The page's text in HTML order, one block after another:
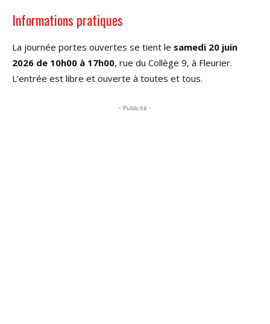
Informations pratiques
La journée portes ouvertes se tient le samedi 20 juin
2026 de 10h00 à 17h00, rue du Collège 9, à Fleurier.
L’entrée est libre et ouverte à toutes et tous.
- Publicité -